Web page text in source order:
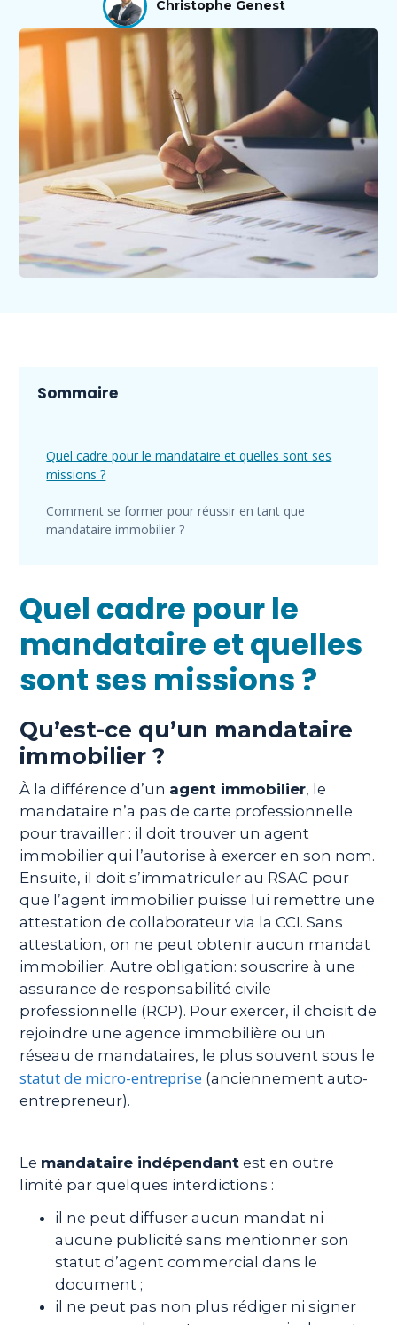
Christophe Genest
Sommaire
Quel cadre pour le mandataire et quelles sont ses
missions ?
Comment se former pour réussir en tant que
mandataire immobilier ?
Quel cadre pour le
mandataire et quelles
sont ses missions ?
Qu’est-ce qu’un mandataire
immobilier ?
À la différence d’un agent immobilier, le
mandataire n’a pas de carte professionnelle
pour travailler : il doit trouver un agent
immobilier qui l’autorise à exercer en son nom.
Ensuite, il doit s’immatriculer au RSAC pour
que l’agent immobilier puisse lui remettre une
attestation de collaborateur via la CCI. Sans
attestation, on ne peut obtenir aucun mandat
immobilier. Autre obligation: souscrire à une
assurance de responsabilité civile
professionnelle (RCP). Pour exercer, il choisit de
rejoindre une agence immobilière ou un
réseau de mandataires, le plus souvent sous le
statut de micro-entreprise (anciennement auto-
entrepreneur).
Le mandataire indépendant est en outre
limité par quelques interdictions :
il ne peut diffuser aucun mandat ni
aucune publicité sans mentionner son
statut d’agent commercial dans le
document ;
il ne peut pas non plus rédiger ni signer